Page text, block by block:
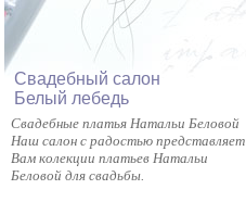
Cвадебный салон
Белый лебедь
Свадебные платья Натальи Беловой
Наш салон с радостью представляет
Вам колекции платьев Натальи
Беловой для свадьбы.